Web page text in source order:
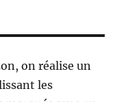
on réalise un
les